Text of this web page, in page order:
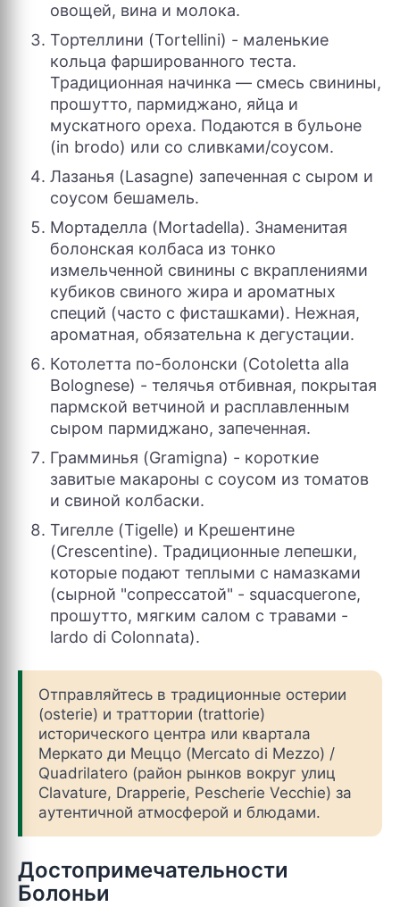
овощей, вина и молока.
Тортеллини (Tortellini) - маленькие
кольца фаршированного теста.
Традиционная начинка — смесь свинины,
прошутто, пармиджано, яйца и
мускатного ореха. Подаются в бульоне
(in brodo) или со сливками/соусом.
Лазанья (Lasagne) запеченная с сыром и
соусом бешамель.
Мортаделла (Mortadella). Знаменитая
болонская колбаса из тонко
измельченной свинины с вкраплениями
кубиков свиного жира и ароматных
специй (часто с фисташками). Нежная,
ароматная, обязательна к дегустации.
Котолетта по-болонски (Cotoletta alla
Bolognese) - телячья отбивная, покрытая
пармской ветчиной и расплавленным
сыром пармиджано, запеченная.
Грамминья (Gramigna) - короткие
завитые макароны с соусом из томатов
и свиной колбаски.
Тигелле (Tigelle) и Крешентине
(Crescentine). Традиционные лепешки,
которые подают теплыми с намазками
(сырной "сопрессатой" - squacquerone,
прошутто, мягким салом с травами -
lardo di Colonnata).
Отправляйтесь в традиционные остерии
(osterie) и траттории (trattorie)
исторического центра или квартала
Меркато ди Меццо (Mercato di Mezzo) /
Quadrilatero (район рынков вокруг улиц
Clavature, Drapperie, Pescherie Vecchie) за
аутентичной атмосферой и блюдами.
Достопримечательности
Болоньи